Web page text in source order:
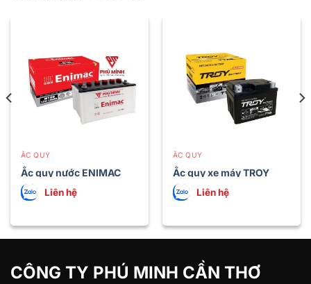
ẮC QUY
Ắc quy nước ENIMAC
N100
Liên hệ
ẮC QUY
Ắc quy xe máy TROY
TTX5L 12V-4Ah (lùn)
Liên hệ
CÔNG TY PHÚ MINH CẦN THƠ